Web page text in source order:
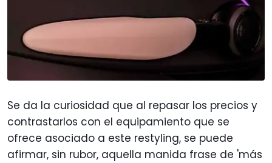
Se da la curiosidad que al repasar los precios y
contrastarlos con el equipamiento que se
ofrece asociado a este restyling, se puede
afirmar, sin rubor, aquella manida frase de 'más